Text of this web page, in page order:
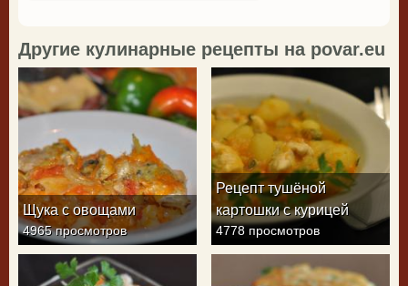
Другие кулинарные рецепты на povar.eu
Щука с овощами
4965 просмотров
Рецепт тушёной
картошки с курицей
4778 просмотров